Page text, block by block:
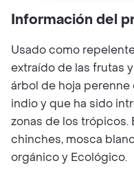
Información del
Usado como
extraído de las frutas
árbol de hoja
indio y que ha sido
zonas de los trópicos.
chinches, mosca
orgánico y Ecológico.